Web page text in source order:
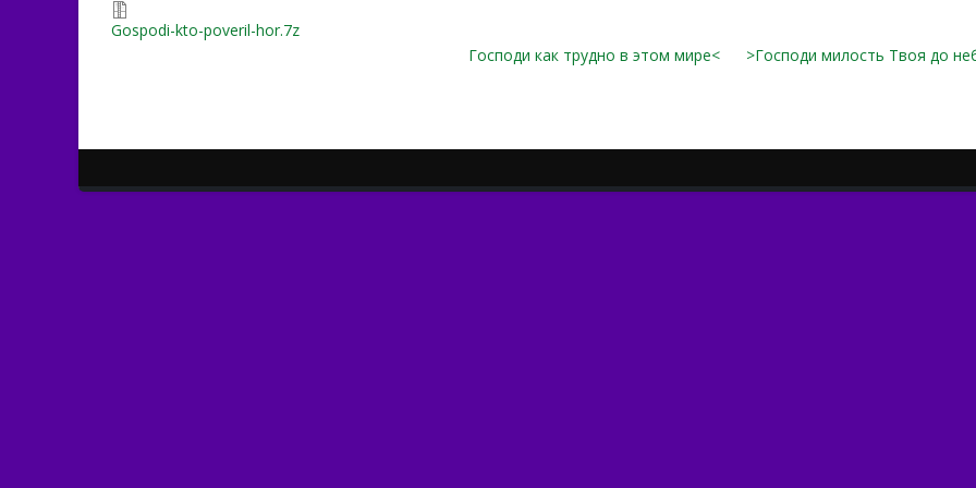
Gospodi-kto-poveril-hor.7z
Господи как трудно в этом мире<
>Господи милость Твоя до